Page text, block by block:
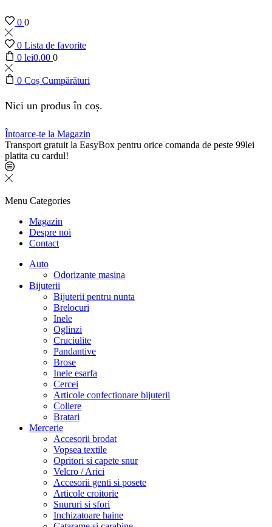
0 0
0 Lista de favorite
0 lei0.00 0
0 Coș Cumpărături
Nici un produs în coș.
Întoarce-te la Magazin
Transport gratuit la EasyBox pentru orice comanda de peste 99lei
platita cu cardul!
Menu Categories
Magazin
Despre noi
Contact
Auto
Odorizante masina
Bijuterii
Bijuterii pentru nunta
Brelocuri
Inele
Oglinzi
Cruciulite
Pandantive
Brose
Inele esarfa
Cercei
Articole confectionare bijuterii
Coliere
Bratari
Mercerie
Accesorii brodat
Vopsea textile
Opritori si capete snur
Velcro / Arici
Accesorii genti si posete
Articole croitorie
Snururi si sfori
Inchizatoare haine